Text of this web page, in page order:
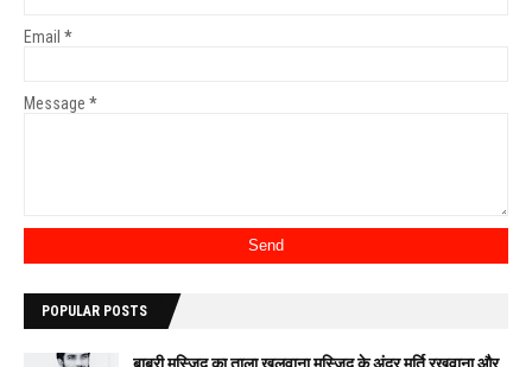
Email *
Message *
POPULAR POSTS
बाबरी मस्जिद का ताला खुलवाना मस्जिद के अंदर मूर्ति रखवाना और